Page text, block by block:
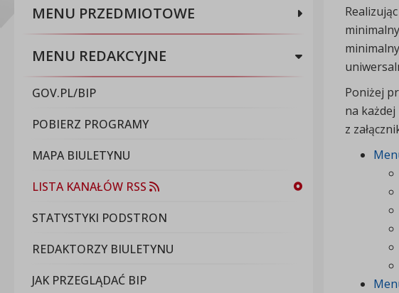
MENU PRZEDMIOTOWE
MENU REDAKCYJNE
GOV.PL/BIP
POBIERZ PROGRAMY
MAPA BIULETYNU
LISTA KANAŁÓW RSS
STATYSTYKI PODSTRON
REDAKTORZY BIULETYNU
JAK PRZEGLĄDAĆ BIP
Poniżej
na
z